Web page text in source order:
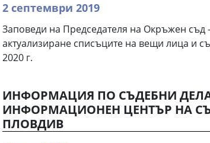
2 септември 2019
Заповеди на Председателя на Окръжен съд
актуализиране списъците на вещи лица и
2020 г.
ИНФОРМАЦИЯ ПО СЪДЕБНИ
ИНФОРМАЦИОНЕН ЦЕНТЪР НА
ПЛОВДИВ